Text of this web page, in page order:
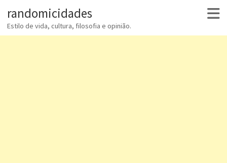
randomicidades
Estilo de vida, cultura, filosofia e opinião.